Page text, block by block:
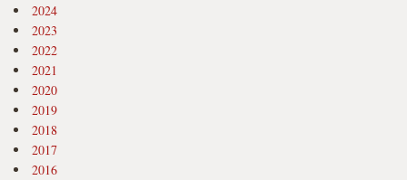
2024
2023
2022
2021
2020
2019
2018
2017
2016